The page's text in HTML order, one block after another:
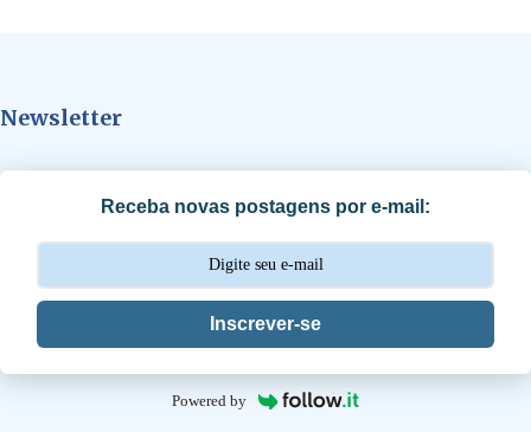
á
s
Newsletter
Receba novas postagens por e-mail:
Inscrever-se
Powered by